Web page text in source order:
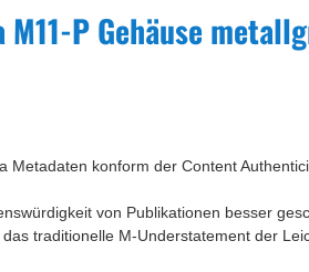
P Gehäuse
Metadaten konform der Content
von Publikationen besser
traditionelle M-Understatement der